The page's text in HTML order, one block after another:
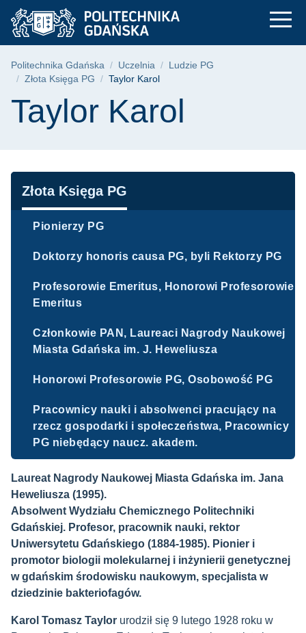
Przejdź
do
menu
Przejdź
do
wyszukiwarki
Przejdź
do
treści
Taylor Karol |
Ścieżka nawigacyjna
Politechnika Gdańska Uczelnia
Ludzie PG
Złota Księga PG
Taylor Karol
Treść strony
Taylor Karol
Nawigacja
Złota Księga PG
Pionierzy PG
Doktorzy honoris causa PG, byli Rektorzy PG
Profesorowie Emeritus, Honorowi Profesorowie
Emeritus
Członkowie PAN, Laureaci Nagrody Naukowej
Miasta Gdańska im. J. Heweliusza
Honorowi Profesorowie PG, Osobowość PG
Pracownicy nauki i absolwenci pracujący na
rzecz gospodarki i społeczeństwa, Pracownicy
PG niebędący naucz. akadem.
Laureat Nagrody Naukowej Miasta Gdańska im. Jana
Heweliusza (1995).
Absolwent Wydziału Chemicznego Politechniki
Gdańskiej. Profesor, pracownik nauki, rektor
Uniwersytetu Gdańskiego (1884-1985). Pionier i
promotor biologii molekularnej i inżynierii genetycznej
w gdańskim środowisku naukowym, specjalista w
dziedzinie bakteriofagów.
Karol Tomasz Taylor urodził się 9 lutego 1928 roku w